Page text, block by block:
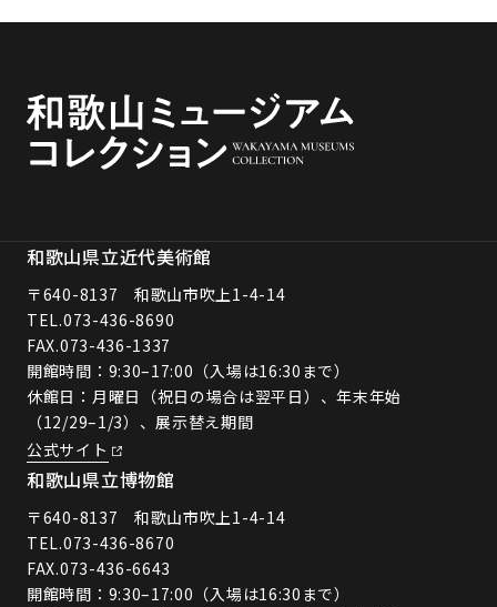
和歌山県立近代美術館
〒640-8137 和歌山市吹上1-4-14
TEL.073-436-8690
FAX.073-436-1337
開館時間：9:30–17:00（入場は16:30まで）
休館日：月曜日（祝日の場合は翌平日）、年末年始
（12/29–1/3）、展示替え期間
公式サイト
和歌山県立博物館
〒640-8137 和歌山市吹上1-4-14
TEL.073-436-8670
FAX.073-436-6643
開館時間：9:30–17:00（入場は16:30まで）